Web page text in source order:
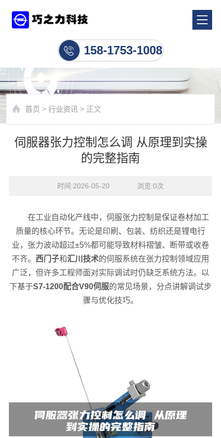
158-1753-1008
首页 >行业资讯 > 正文
伺服器张力控制怎么调 从原理到实操
的完整指南
时间:2026-05-20    浏览:0次
在工业自动化产线中，伺服张力控制是保证卷材加工
质量的核心环节。无论是印刷、包装、纺织还是锂电行
业，张力波动超过±5%都可能导致材料褶皱、断带或收卷
不齐。 西门子和汇川技术的伺服系统在张力控制领域应用
广泛，但许多工程师面对实际调试时仍缺乏系统方法。以
下基于S7-1200配合V90伺服的常见场景，分点讲解调试步
骤与优化技巧。